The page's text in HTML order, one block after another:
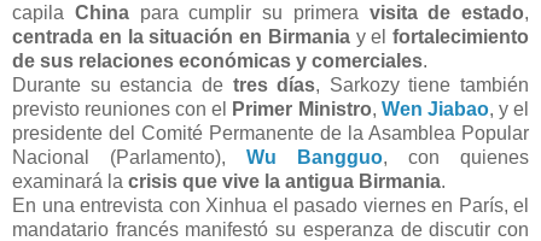
capila Chinapara cumplir su primera visita de estado,
centrada en la situación en Birmaniay el fortalecimiento
de sus relaciones económicas y comerciales.
Durante su estancia de tres días, Sarkozy tiene también
previsto reuniones con el
Primer Ministro, Wen Jiabao, y el
presidente del Comité Permanente de la Asamblea Popular
Nacional (Parlamento), Wu Bangguo, con quienes
examinará la crisis que vive la antigua Birmania.
En una entrevista con Xinhua el pasado viernes en París, el
mandatario francés manifestó su esperanza de discutir con